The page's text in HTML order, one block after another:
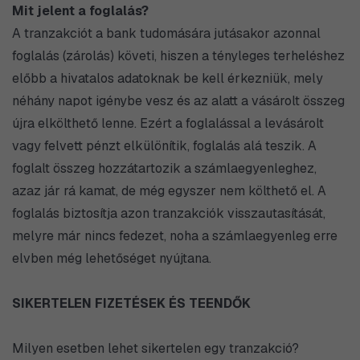
Mit jelent a foglalás?
A tranzakciót a bank tudomására jutásakor azonnal
foglalás (zárolás) követi, hiszen a tényleges terheléshez
előbb a hivatalos adatoknak be kell érkezniük, mely
néhány napot igénybe vesz és az alatt a vásárolt összeg
újra elkölthető lenne. Ezért a foglalással a levásárolt
vagy felvett pénzt elkülönítik, foglalás alá teszik. A
foglalt összeg hozzátartozik a számlaegyenleghez,
azaz jár rá kamat, de még egyszer nem költhető el. A
foglalás biztosítja azon tranzakciók visszautasítását,
melyre már nincs fedezet, noha a számlaegyenleg erre
elvben még lehetőséget nyújtana.
SIKERTELEN FIZETÉSEK ÉS TEENDŐK
Milyen esetben lehet sikertelen egy tranzakció?